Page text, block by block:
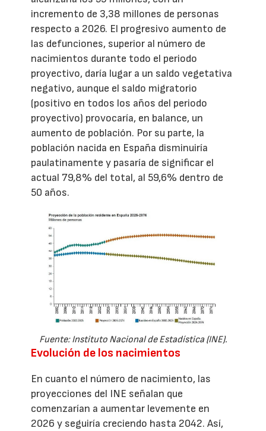
incremento de 3,38 millones de personas
respecto a 2026. El progresivo aumento de
las defunciones, superior al número de
nacimientos durante todo el periodo
proyectivo, daría lugar a un saldo vegetativa
negativo, aunque el saldo migratorio
(positivo en todos los años del periodo
proyectivo) provocaría, en balance, un
aumento de población. Por su parte, la
población nacida en España disminuiría
paulatinamente y pasaría de significar el
actual 79,8% del total, al 59,6% dentro de
50 años.
Fuente: Instituto Nacional de Estadística (INE).
Evolución de los nacimientos
En cuanto el número de nacimiento, las
proyecciones del INE señalan que
comenzarían a aumentar levemente en
2026 y seguiría creciendo hasta 2042. Así,